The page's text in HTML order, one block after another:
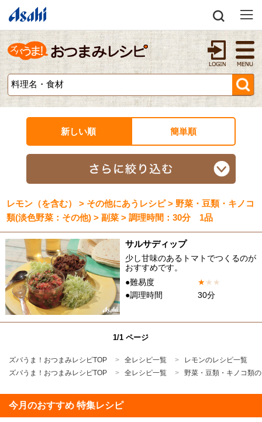
新しい順 簡単順
レモン（を含む） > その他にあうレシピ > 野菜・豆類・キノコ
類(淡色野菜：その他) > 副菜 > 調理時間：30分 1品
サルサディップ
少し甘味のあるトマトでつくるのが
おすすめです。
●難易度
★★ ★
●調理時間
30分
1/1 ページ
ズバうま！おつまみレシピTOP 全レシピ一覧
レモンのレシピ一覧
ズバうま！おつまみレシピTOP
全レシピ一覧 野菜・豆類・キノコ類
今月のおすすめ 特集レシピ